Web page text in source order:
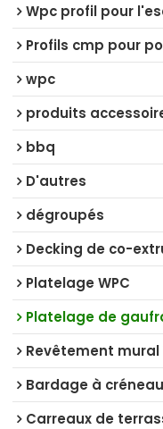
Wpc profil pour
Profils cmp pour
wpc
produits
bbq
D'autres
dégroupés
Decking de co-
Platelage WPC
Platelage de
Revêtement mural
Bardage à
Carreaux de